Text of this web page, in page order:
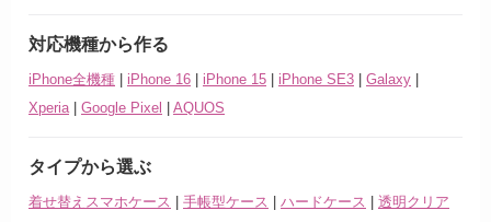
対応機種から作る
iPhone全機種 | iPhone 16 | iPhone 15 | iPhone SE3 | Galaxy |
Xperia | Google Pixel | AQUOS
タイプから選ぶ
着せ替えスマホケース | 手帳型ケース | ハードケース | 透明クリア